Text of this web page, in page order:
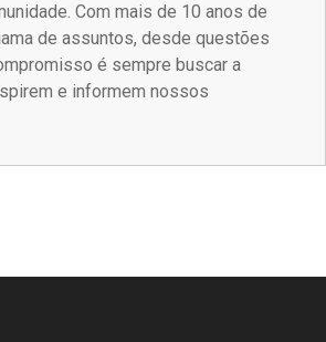
Com mais de 10 anos de
de assuntos, desde questões
é sempre buscar a
e informem nossos